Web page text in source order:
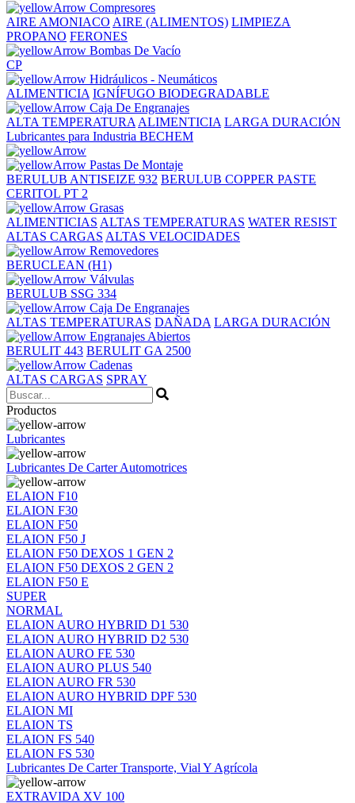
Compresores
AIRE AMONIACO AIRE (ALIMENTOS) LIMPIEZA
PROPANO FERONES
Bombas De Vacío
CP
Hidráulicos - Neumáticos
ALIMENTICIA IGNÍFUGO BIODEGRADABLE
Caja De Engranajes
ALTA TEMPERATURA ALIMENTICIA LARGA DURACIÓN
Lubricantes para Industria BECHEM
Pastas De Montaje
BERULUB ANTISEIZE 932 BERULUB COPPER PASTE
CERITOL PT 2
Grasas
ALIMENTICIAS ALTAS TEMPERATURAS WATER RESIST
ALTAS CARGAS ALTAS VELOCIDADES
Removedores
BERUCLEAN (H1)
Válvulas
BERULUB SSG 334
Caja De Engranajes
ALTAS TEMPERATURAS DAÑADA LARGA DURACIÓN
Engranajes Abiertos
BERULIT 443 BERULIT GA 2500
Cadenas
ALTAS CARGAS SPRAY
Productos
Lubricantes
Lubricantes De Carter Automotrices
ELAION F10
ELAION F30
ELAION F50
ELAION F50 J
ELAION F50 DEXOS 1 GEN 2
ELAION F50 DEXOS 2 GEN 2
ELAION F50 E
SUPER
NORMAL
ELAION AURO HYBRID D1 530
ELAION AURO HYBRID D2 530
ELAION AURO FE 530
ELAION AURO PLUS 540
ELAION AURO FR 530
ELAION AURO HYBRID DPF 530
ELAION MI
ELAION TS
ELAION FS 540
ELAION FS 530
Lubricantes De Carter Transporte, Vial Y Agrícola
EXTRAVIDA XV 100